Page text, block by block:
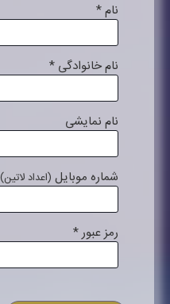
نام*
نام خانوادگی *
نام نمایشی
شماره موبایل (اعداد لاتین)
رمز عبور*